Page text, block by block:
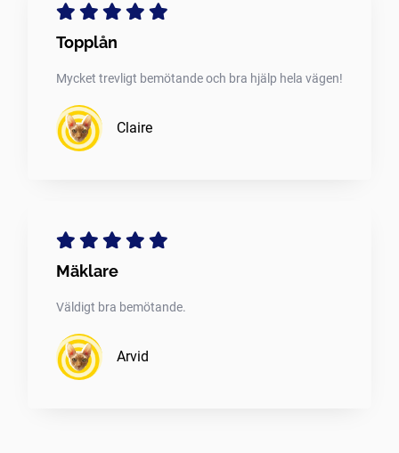
Topplån
Mycket trevligt bemötande och bra hjälp hela vägen!
Claire
Mäklare
Väldigt bra bemötande.
Arvid